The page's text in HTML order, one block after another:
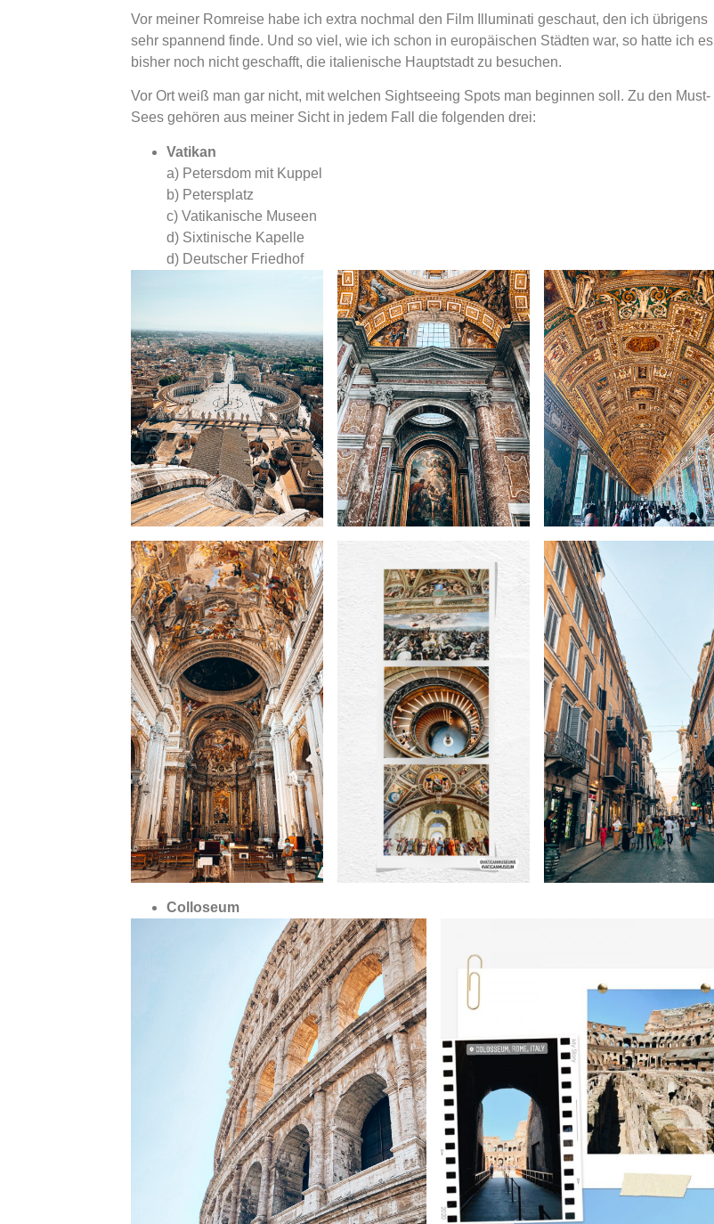
Vor meiner Romreise habe ich extra nochmal den Film Illuminati geschaut, den ich übrigens
sehr spannend finde. Und so viel, wie ich schon in europäischen Städten war, so hatte ich es
bisher noch nicht geschafft, die italienische Hauptstadt zu besuchen.
Vor Ort weiß man gar nicht, mit welchen Sightseeing Spots man beginnen soll. Zu den Must-
Sees gehören aus meiner Sicht in jedem Fall die folgenden drei:
Vatikan
a) Petersdom mit Kuppel
b) Petersplatz
c) Vatikanische Museen
d) Sixtinische Kapelle
d) Deutscher Friedhof
Colloseum